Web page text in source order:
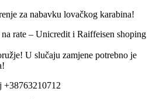
za nabavku lovačkog karabina!
rate – Unicredit i Raiffeisen shoping
U slučaju zamjene potrebno je
+38763210712